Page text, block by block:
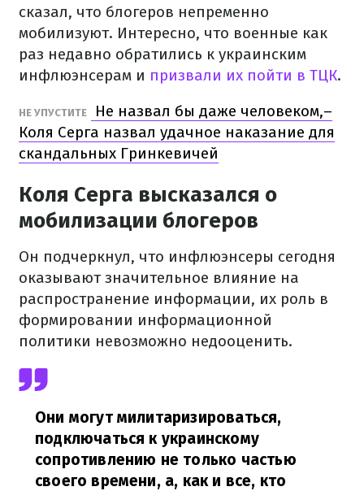
сказал, что блогеров непременно
мобилизуют. Интересно, что военные как
раз недавно обратились к украинским
инфлюэнсерам и призвали их пойти в ТЦК.
НЕ УПУСТИТЕ
Не назвал бы даже человеком,–
Коля Серга назвал удачное наказание для
скандальных Гринкевичей
Коля Серга высказался о
мобилизации блогеров
Он подчеркнул, что инфлюэнсеры сегодня
оказывают значительное влияние на
распространение информации, их роль в
формировании информационной
политики невозможно недооценить.
Они могут милитаризироваться,
подключаться к украинскому
сопротивлению не только частью
своего времени, а, как и все, кто